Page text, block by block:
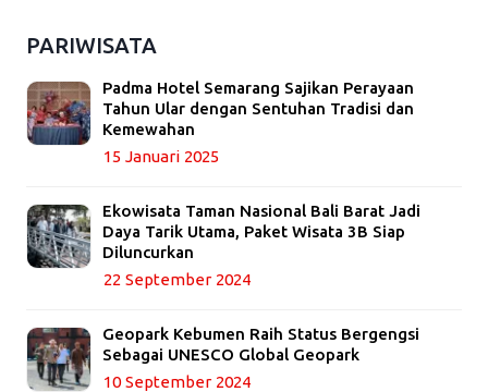
PARIWISATA
Padma Hotel Semarang Sajikan Perayaan
Tahun Ular dengan Sentuhan Tradisi dan
Kemewahan
15 Januari 2025
Ekowisata Taman Nasional Bali Barat Jadi
Daya Tarik Utama, Paket Wisata 3B Siap
Diluncurkan
22 September 2024
Geopark Kebumen Raih Status Bergengsi
Sebagai UNESCO Global Geopark
10 September 2024